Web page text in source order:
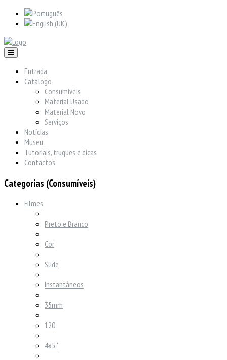
Entrada
Catálogo
Consumíveis
Material Usado
Material Novo
Serviços
Notícias
Museu
Tutoriais, truques e dicas
Contactos
Categorias (Consumíveis)
Filmes
Preto e Branco
Cor
Slide
Instantâneos
35mm
120
4x5''